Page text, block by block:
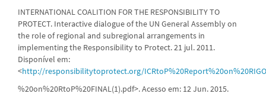
INTERNATIONAL COALITION FOR THE RESPONSIBILITY TO
PROTECT. Interactive dialogue of the UN General Assembly on
the role of regional and subregional arrangements in
implementing the Responsibility to Protect. 21 jul. 2011.
Disponível em:
<http://responsibilitytoprotect.org/
%20on%20RtoP%20FINAL(1).pdf>. Acesso em: 12 Jun. 2015.